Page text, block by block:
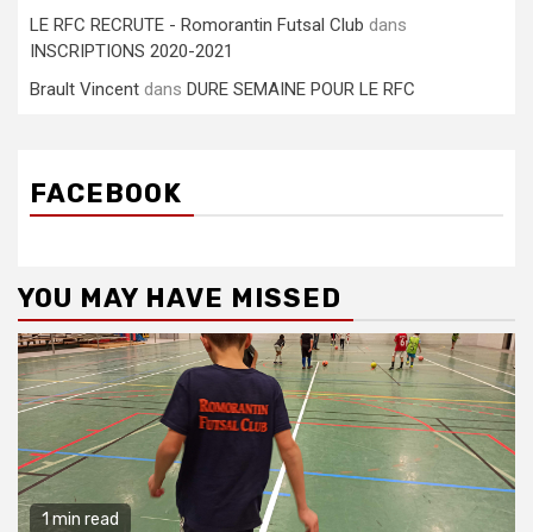
LE RFC RECRUTE - Romorantin Futsal Club dans
INSCRIPTIONS 2020-2021
Brault Vincent dans DURE SEMAINE POUR LE RFC
FACEBOOK
YOU MAY HAVE MISSED
1 min read